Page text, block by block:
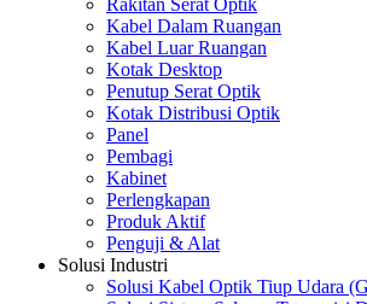
Rakitan Serat Optik
Kabel Dalam Ruangan
Kabel Luar Ruangan
Kotak Desktop
Penutup Serat Optik
Kotak Distribusi Optik
Panel
Pembagi
Kabinet
Perlengkapan
Produk Aktif
Penguji & Alat
Solusi Industri
Solusi Kabel Optik Tiup Udara